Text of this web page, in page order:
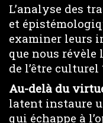
L’analyse des
et
examiner leurs
que nous révèle
de l’être culturel
Au-delà du
latent instaure
qui échappe à